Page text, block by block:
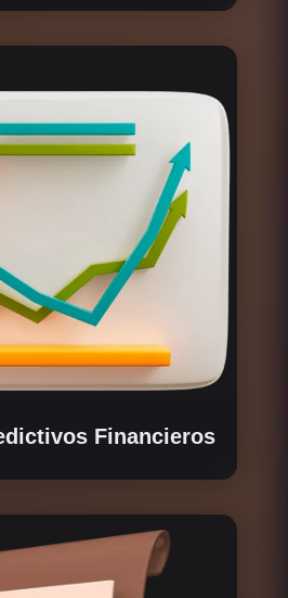
las opciones para el
Financieros
a fondo las funciones y
dentro del ecosistema.